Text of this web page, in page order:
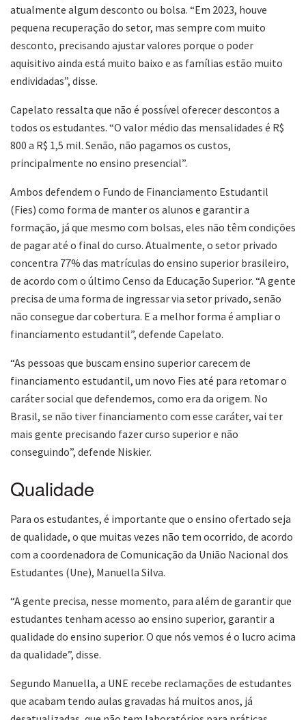
atualmente algum desconto ou bolsa. “Em 2023, houve
pequena recuperação do setor, mas sempre com muito
desconto, precisando ajustar valores porque o poder
aquisitivo ainda está muito baixo e as famílias estão muito
endividadas”, disse.
Capelato ressalta que não é possível oferecer descontos a
todos os estudantes. “O valor médio das mensalidades é R$
800 a R$ 1,5 mil. Senão, não pagamos os custos,
principalmente no ensino presencial”.
Ambos defendem o Fundo de Financiamento Estudantil
(Fies) como forma de manter os alunos e garantir a
formação, já que mesmo com bolsas, eles não têm condições
de pagar até o final do curso. Atualmente, o setor privado
concentra 77% das matrículas do ensino superior brasileiro,
de acordo com o último Censo da Educação Superior. “A gente
precisa de uma forma de ingressar via setor privado, senão
não consegue dar cobertura. E a melhor forma é ampliar o
financiamento estudantil”, defende Capelato.
“As pessoas que buscam ensino superior carecem de
financiamento estudantil, um novo Fies até para retomar o
caráter social que defendemos, como era da origem. No
Brasil, se não tiver financiamento com esse caráter, vai ter
mais gente precisando fazer curso superior e não
conseguindo”, defende Niskier.
Qualidade
Para os estudantes, é importante que o ensino ofertado seja
de qualidade, o que muitas vezes não tem ocorrido, de acordo
com a coordenadora de Comunicação da União Nacional dos
Estudantes (Une), Manuella Silva.
“A gente precisa, nesse momento, para além de garantir que
estudantes tenham acesso ao ensino superior, garantir a
qualidade do ensino superior. O que nós vemos é o lucro acima
da qualidade”, disse.
Segundo Manuella, a UNE recebe reclamações de estudantes
que acabam tendo aulas gravadas há muitos anos, já